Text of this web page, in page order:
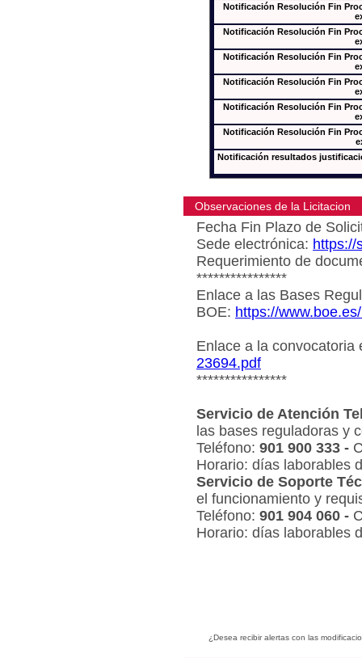
Notificación Resolución Fin
Notificación Resolución Fin
Notificación Resolución Fin
Notificación Resolución Fin
Notificación Resolución Fin
Notificación Resolución Fin
Notificación resultados
Observaciones de la Licitacion
Fecha Fin Plazo de
Sede electrónica: https://
Requerimiento de
****************
Enlace a las Bases
BOE: https://
Enlace a la
23694.pdf
****************
Servicio de Atención
las bases reguladoras y
Teléfono: 901 900 333 -
Horario: días laborables
Servicio de Soporte
el funcionamiento y
Teléfono: 901 904 060 -
Horario: días laborables
¿Desea recibir alertas con las